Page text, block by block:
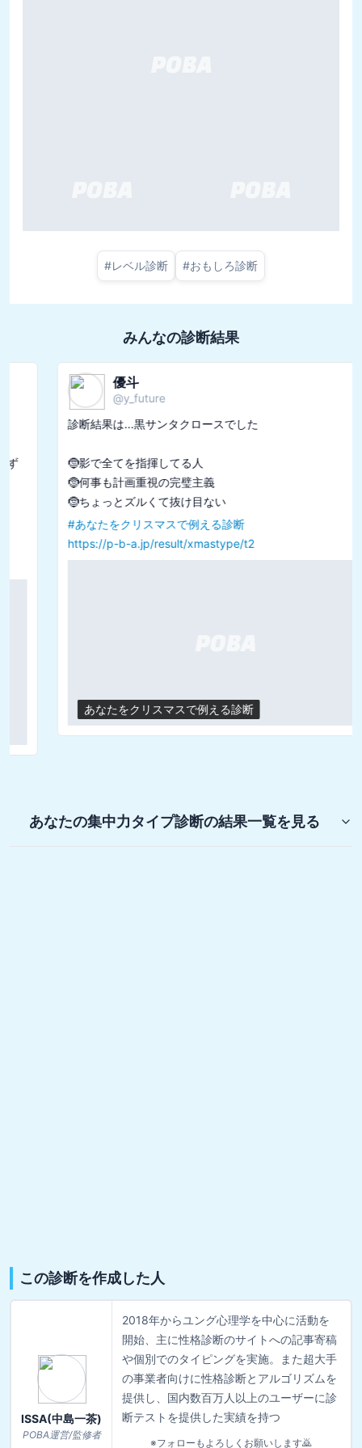
#レベル診断 #おもしろ診断
みんなの診断結果
優斗
@
y_future
診断結果は...黒サンタクロースでした
🤶影で全てを指揮してる人
🤶何事も計画重視の完璧主義
🤶ちょっとズルくて抜け目ない
あなたをクリスマスで例える診断
https://p-b-a.jp/result/xmastype/t2
あなたをクリスマスで例える診断
あなたの集中力タイプ診断の結果一覧を見る
この診断を作成した人
ISSA(中島一茶)
POBA運営/監修者
2018年からユング心理学を中心に活動を
開始、主に性格診断のサイトへの記事寄稿
や個別でのタイピングを実施。また超大手
の事業者向けに性格診断とアルゴリズムを
提供し、国内数百万人以上のユーザーに診
断テストを提供した実績を持つ
※フォローもよろしくお願いします🙇